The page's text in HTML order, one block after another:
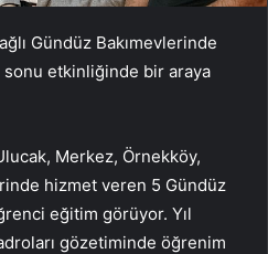
Gündüz Bakımevlerinde
etkinliğinde bir araya
Merkez, Örnekköy,
hizmet veren 5 Gündüz
eğitim görüyor. Yıl
gözetiminde öğrenim